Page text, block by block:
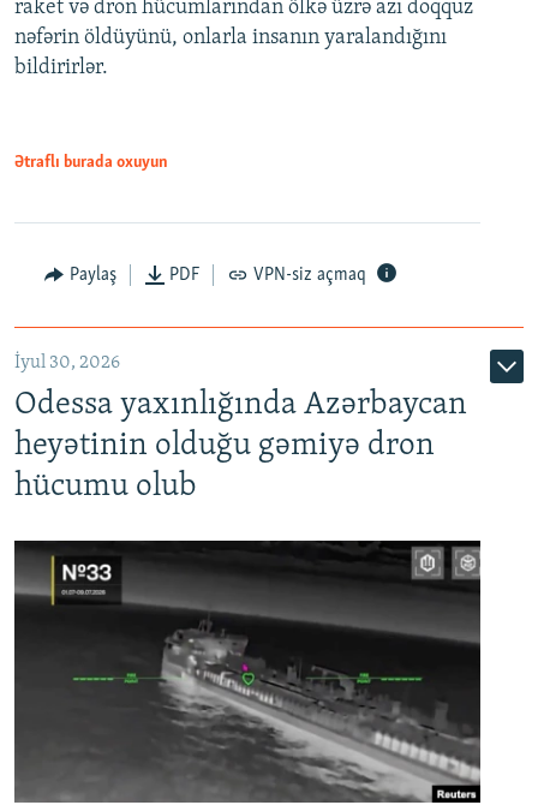
raket və dron hücumlarından ölkə üzrə azı doqquz
nəfərin öldüyünü, onlarla insanın yaralandığını
bildirirlər.
Ətraflı burada oxuyun
Paylaş PDF VPN-siz açmaq
İyul 30, 2026
Odessa yaxınlığında Azərbaycan
heyətinin olduğu gəmiyə dron
hücumu olub